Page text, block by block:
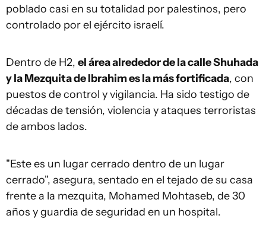
poblado casi en su totalidad por palestinos, pero
controlado por el ejército israelí.
Dentro de H2, el área alrededor de la calle Shuhada
y la Mezquita de Ibrahim es la más fortificada, con
puestos de control y vigilancia. Ha sido testigo de
décadas de tensión, violencia y ataques terroristas
de ambos lados.
"Este es un lugar cerrado dentro de un lugar
cerrado", asegura, sentado en el tejado de su casa
frente a la mezquita, Mohamed Mohtaseb, de 30
años y guardia de seguridad en un hospital.